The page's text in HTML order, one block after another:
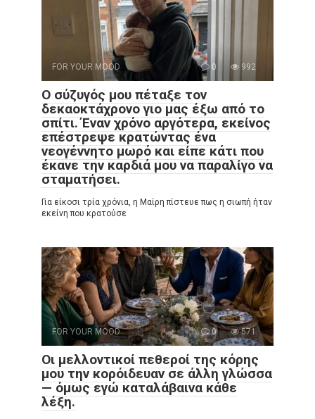
FOR YOUR MOOD 0 992
Ο σύζυγός μου πέταξε τον
δεκαοκτάχρονο γιο μας έξω από το
σπίτι. Έναν χρόνο αργότερα, εκείνος
επέστρεψε κρατώντας ένα
νεογέννητο μωρό και είπε κάτι που
έκανε την καρδιά μου να παραλίγο να
σταματήσει.
Για είκοσι τρία χρόνια, η Μαίρη πίστευε πως η σιωπή ήταν
εκείνη που κρατούσε
FOR YOUR MOOD 0 571
Οι μελλοντικοί πεθεροί της κόρης
μου την κορόιδευαν σε άλλη γλώσσα
— όμως εγώ καταλάβαινα κάθε
λέξη.